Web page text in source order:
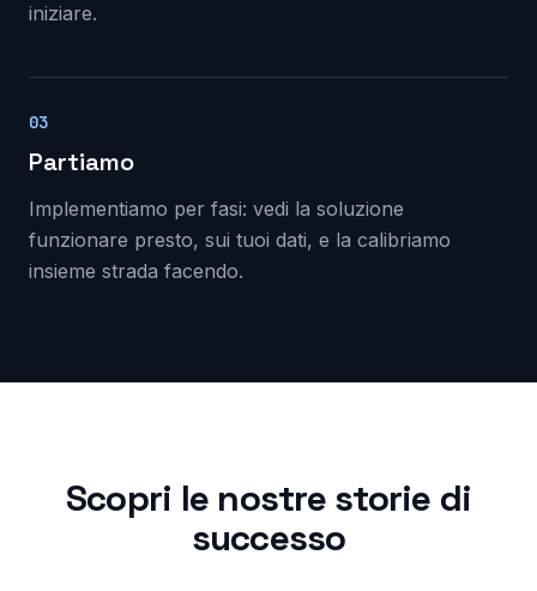
iniziare.
03
Partiamo
Implementiamo per fasi: vedi la soluzione
funzionare presto, sui tuoi dati, e la calibriamo
insieme strada facendo.
Scopri le nostre storie di
successo